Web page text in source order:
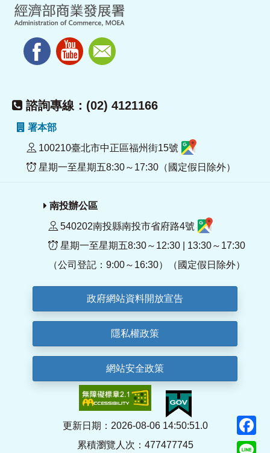
諮詢專線：(02) 4121166
署本部
100210臺北市中正區福州街15號
星期一至星期五8:30～17:30（國定假日除外）
南投辦公區
540202南投縣南投市省府路4號
星期一至星期五8:30～12:30 | 13:30～17:30
（公司登記：9:00～16:30）（國定假日除外）
政府網站資料開放宣告
隱私權政策
網站安全政策
更新日期：2026-08-06 14:50:51.0
累積瀏覽人次：477477745